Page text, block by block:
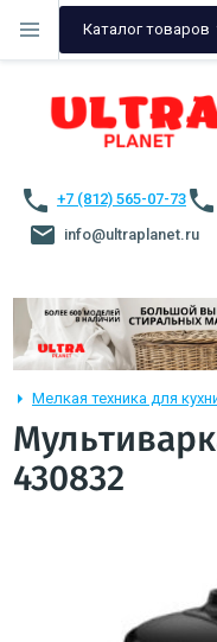
Каталог товаров
+7 (812) 565-07-73
info@ultraplanet.ru
Мелкая техника для
430832